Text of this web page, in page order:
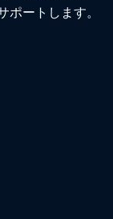
ートします。